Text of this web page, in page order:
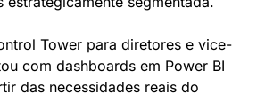
Tower para diretores e vice-
com dashboards em Power BI
das necessidades reais do